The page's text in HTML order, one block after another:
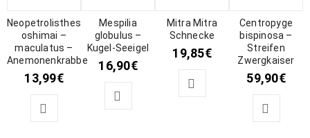
Neopetrolisthes
oshimai –
maculatus –
Anemonenkrabbe
13,99€
Mespilia
globulus –
Kugel-Seeigel
16,90€
Mitra Mitra
Schnecke
19,85€
Centropyge
bispinosa –
Streifen
Zwergkaiser
59,90€